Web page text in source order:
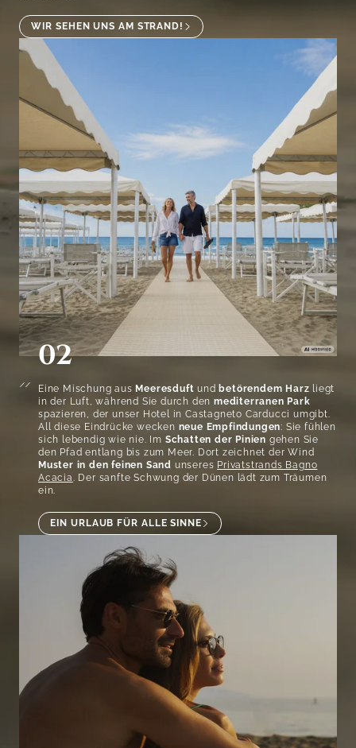
WIR SEHEN UNS AM STRAND!
02
Eine Mischung aus Meeresduft und betörendem Harz liegt
in der Luft, während Sie durch denmediterranen Park
spazieren, der unser Hotel in Castagneto Carducci umgibt.
All diese Eindrücke wecken neue Empfindungen: Sie fühlen
sich lebendig wie nie. Im Schatten der Pinien gehen Sie
den Pfad entlang bis zum Meer. Dort zeichnet der Wind
Muster in den feinen Sand unseres Privatstrands Bagno
Acacia. Der sanfte Schwung der Dünen lädt zum Träumen
ein.
EIN URLAUB FÜR ALLE SINNE